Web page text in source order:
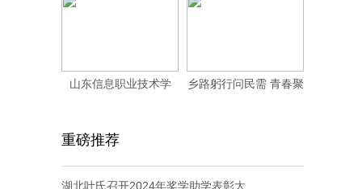
山东信息职业技术学
乡路躬行问民需 青春聚
重磅推荐
湖北叶氏召开2024年奖学助学表彰大